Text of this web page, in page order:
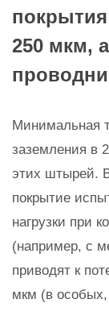
250 мкм,
Минимальная
заземления в
этих штырей.
покрытие
нагрузки при
(например, с
приводят к
мкм (в особых,